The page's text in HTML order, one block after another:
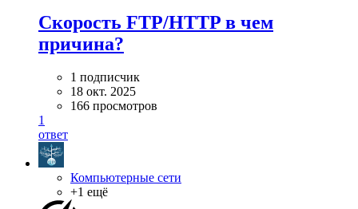
Скорость FTP/HTTP в чем
причина?
1 подписчик
18 окт. 2025
166 просмотров
1
ответ
Компьютерные сети
+1 ещё